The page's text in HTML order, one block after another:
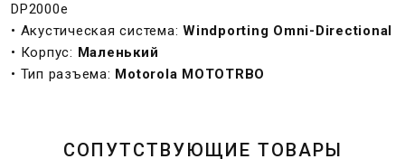
DP2000e
• Акустическая система: Windporting Omni-Directional
• Корпус: Маленький
• Тип разъема: Motorola MOTOTRBO
СОПУТСТВУЮЩИЕ ТОВАРЫ